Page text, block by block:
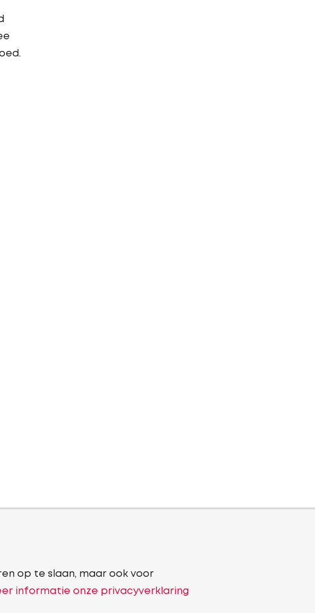
op te slaan, maar ook voor
informatie onze privacyverklaring